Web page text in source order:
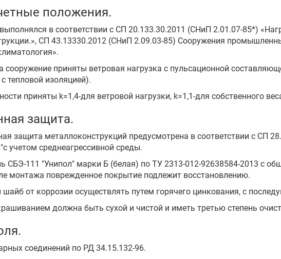
положения.
в соответствии с СП 20.133.30.2011 (СНиП 2.01.07-85*)
СП 43.13330.2012 (СНиП 2.09.03-85) Сооружения
сооружение приняты ветровая нагрузка с пульсационной
тепловой изоляцией).
приняты k=1,4-для ветровой нагрузки, k=1,1-для собственного
защита.
защита металлоконструкций предусмотрена в соответствии с СП
учетом среднеагрессивной среды.
СБЭ-111 "Унипол" марки Б (белая) по ТУ 2313-012-92638584-2013 с
монтажа поврежденное покрытие подлежит восстановлению.
шайб от коррозии осуществлять путем горячего цинкования, с
должна быть сухой и чистой и иметь третью степень
соединений по РД 34.15.132-96.